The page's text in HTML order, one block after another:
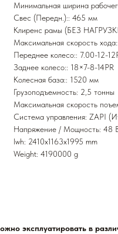
Минимальная ширина
Свес (Передн.):: 465 мм
Клиренс рамы (БЕЗ
Максимальная скорость
Переднее колесо:: 7.00-12-
Заднее колесо:: 18×7-8-14PR
Колесная база:: 1520 мм
Грузоподъемность: 2,5 тонны
Максимальная скорость
Система управления: ZAPI
Напряжение / Мощность: 48
lwh: 2410x1163x1995 mm
Weight: 4190000 g
эксплуатировать в